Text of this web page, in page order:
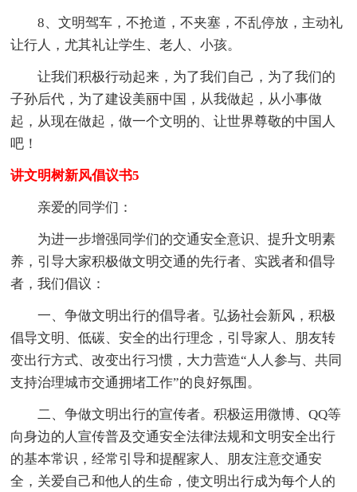
8、文明驾车，不抢道，不夹塞，不乱停放，主动礼
让行人，尤其礼让学生、老人、小孩。
让我们积极行动起来，为了我们自己，为了我们的
子孙后代，为了建设美丽中国，从我做起，从小事做
起，从现在做起，做一个文明的、让世界尊敬的中国人
吧！
讲文明树新风倡议书5
亲爱的同学们：
为进一步增强同学们的交通安全意识、提升文明素
养，引导大家积极做文明交通的先行者、实践者和倡导
者，我们倡议：
一、争做文明出行的倡导者。弘扬社会新风，积极
倡导文明、低碳、安全的出行理念，引导家人、朋友转
变出行方式、改变出行习惯，大力营造“人人参与、共同
支持治理城市交通拥堵工作”的良好氛围。
二、争做文明出行的宣传者。积极运用微博、QQ等
向身边的人宣传普及交通安全法律法规和文明安全出行
的基本常识，经常引导和提醒家人、朋友注意交通安
全，关爱自己和他人的生命，使文明出行成为每个人的